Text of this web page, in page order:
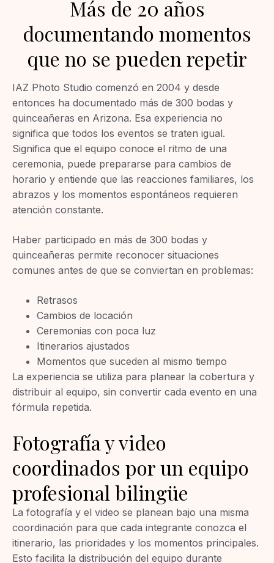
Más de 20 años
documentando momentos
que no se pueden repetir
IAZ Photo Studio comenzó en 2004 y desde
entonces ha documentado más de 300 bodas y
quinceañeras en Arizona. Esa experiencia no
significa que todos los eventos se traten igual.
Significa que el equipo conoce el ritmo de una
ceremonia, puede prepararse para cambios de
horario y entiende que las reacciones familiares, los
abrazos y los momentos espontáneos requieren
atención constante.
Haber participado en más de 300 bodas y
quinceañeras permite reconocer situaciones
comunes antes de que se conviertan en problemas:
Retrasos
Cambios de locación
Ceremonias con poca luz
Itinerarios ajustados
Momentos que suceden al mismo tiempo
La experiencia se utiliza para planear la cobertura y
distribuir al equipo, sin convertir cada evento en una
fórmula repetida.
Fotografía y video
coordinados por un equipo
profesional bilingüe
La fotografía y el video se planean bajo una misma
coordinación para que cada integrante conozca el
itinerario, las prioridades y los momentos principales.
Esto facilita la distribución del equipo durante